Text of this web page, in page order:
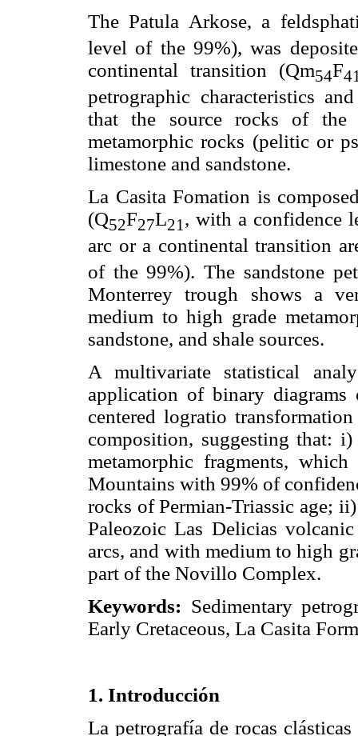
The Patula Arkose, a
level of the 99%), was
continental transition (Qm54F
petrographic characteristics
that the source rocks of the
metamorphic rocks (pelitic or
limestone and sandstone.
La Casita Fomation is
(Q52F27L21 , with a confidence
arc or a continental transition
of the 99%). The sandstone
Monterrey trough shows a
medium to high grade
sandstone, and shale sources.
A multivariate statistical
application of binary
centered logratio
composition, suggesting that:
metamorphic fragments,
Mountains with 99% of
rocks of Permian-Triassic age;
Paleozoic Las Delicias
arcs, and with medium to high
part of the Novillo Complex.
Keywords: Sedimentary
Early Cretaceous, La Casita
1. Introducción
La petrografía de rocas